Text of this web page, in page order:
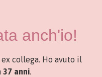
anch'io!
ex collega. Ho avuto il
37 anni.